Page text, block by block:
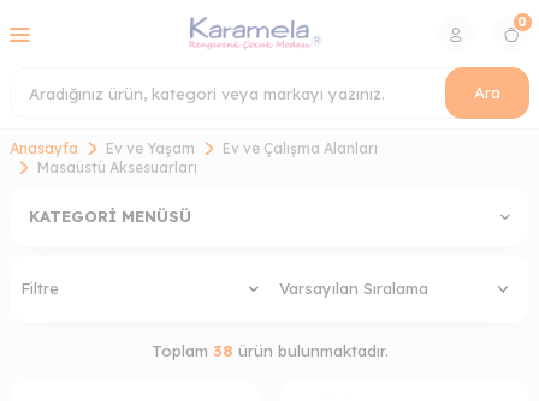
Ara
0
Anasayfa Ev ve Yaşam
Ev ve Çalışma Alanları
Masaüstü Aksesuarları
KATEGORI MENÜSÜ
Filtre
Toplam 38 ürün bulunmaktadır.